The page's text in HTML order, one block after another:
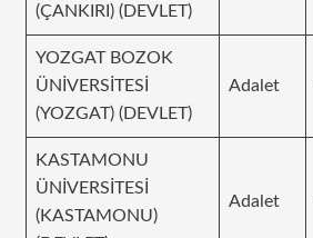
(ÇANKIRI) (DEVLET)
YOZGAT BOZOK
ÜNİVERSİTESİ
(YOZGAT) (DEVLET)
Adalet
KASTAMONU
ÜNİVERSİTESİ
(KASTAMONU)
Adalet